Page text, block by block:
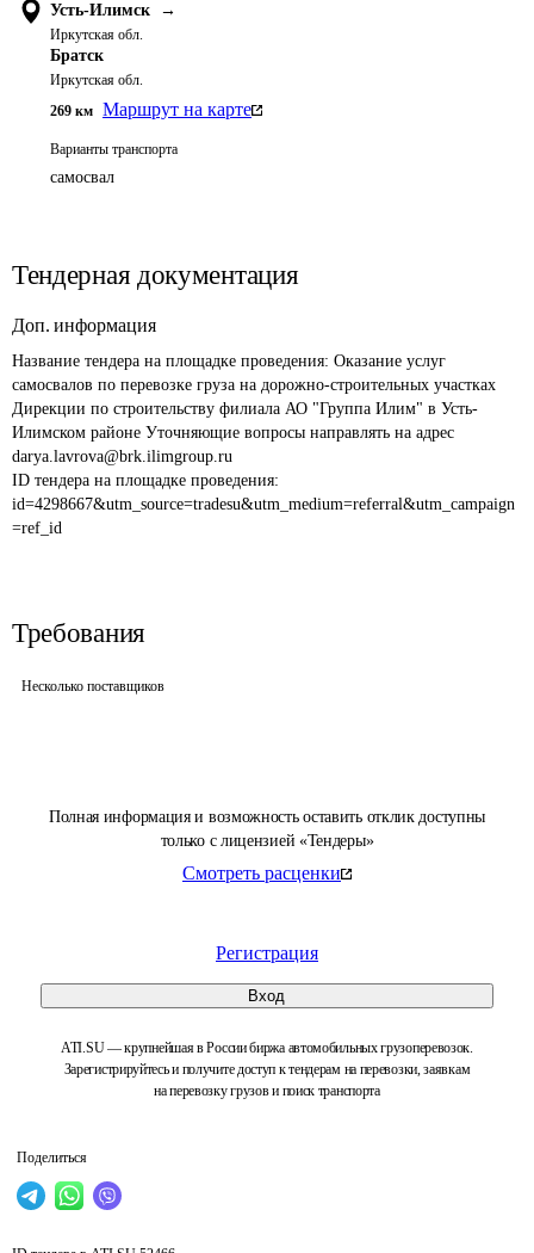
Полная информация и возможность оставить отклик доступны
только с лицензией «Тендеры»
Смотреть расценки
Регистрация
Вход
ATI.SU — крупнейшая в России биржа автомобильных грузоперевозок.
Зарегистрируйтесь и получите доступ к тендерам на перевозки, заявкам
на перевозку грузов и поиск транспорта
Поделиться
Усть-Илимск →
Иркутская обл.
Братск
Иркутская обл.
269 км Маршрут на карте
Варианты транспорта
самосвал
Тендерная документация
Доп. информация
Название тендера на площадке проведения: Оказание услуг
самосвалов по перевозке груза на дорожно-строительных участках
Дирекции по строительству филиала АО "Группа Илим" в Усть-
Илимском районе Уточняющие вопросы направлять на адрес
darya.lavrova@brk.ilimgroup.ru
ID тендера на площадке проведения:
id=4298667&utm_source=tradesu&utm_medium=referral&utm_campaign
=ref_id
Требования
Несколько поставщиков